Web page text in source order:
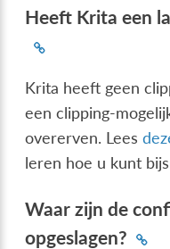
Heeft Krita een
Krita heeft geen
een clipping-
overerven. Lees
leren hoe u kunt
Waar zijn de
opgeslagen?